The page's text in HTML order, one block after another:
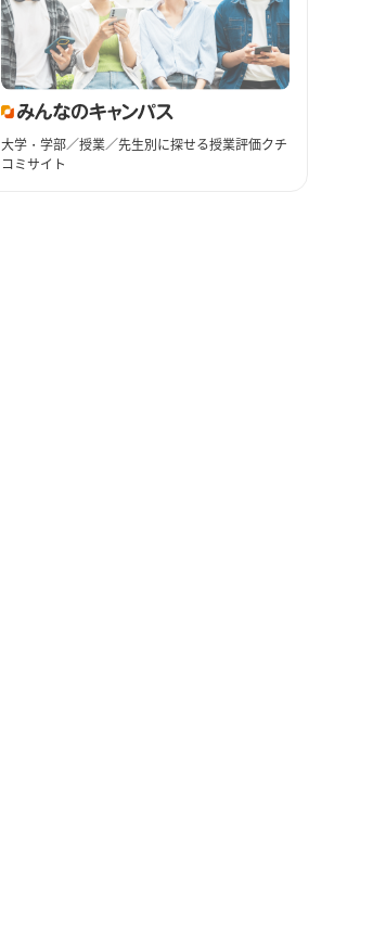
大学・学部／授業／先生別に探せる授業評価クチ
コミサイト